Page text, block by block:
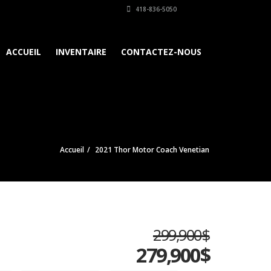
418-836-5050
ACCUEIL INVENTAIRE CONTACTEZ-NOUS
Accueil 2021 Thor Motor Coach Venetian
299,900$
279,900$